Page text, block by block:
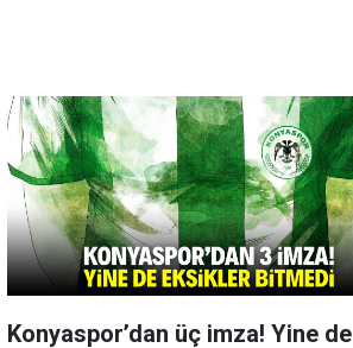
Konyaspor’dan üç imza! Yine de